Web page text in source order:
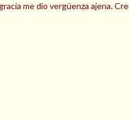
me dio vergüenza ajena.